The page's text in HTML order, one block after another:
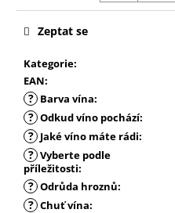
Kategorie:
EAN:
? Barva vína:
? Odkud víno pochází:
? Jaké víno máte rádi:
? Vyberte podle
příležitosti:
? Odrůda hroznů:
? Chuť vína:
Zeptat se
e
m